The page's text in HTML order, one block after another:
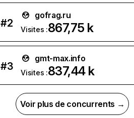
#2
gofrag.ru
Visites :867,75 k
#3
gmt-max.info
Visites :837,44 k
Voir plus de concurrents →